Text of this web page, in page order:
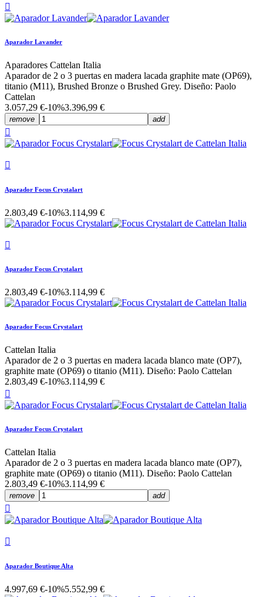

Aparador Lavander
Aparadores Cattelan Italia
Aparador de 2 o 3 puertas en madera lacada graphite mate (OP69),
titanio (M11), Brushed Bronze o Brushed Grey. Diseño: Paolo
Cattelan
3.057,29 €-10%3.396,99 €
remove add


Aparador Focus Crystalart
2.803,49 €-10%3.114,99 €

Aparador Focus Crystalart
2.803,49 €-10%3.114,99 €
Aparador Focus Crystalart
Cattelan Italia
Aparador de 2 o 3 puertas en madera lacada blanco mate (OP7),
graphite mate (OP69) o titanio (M11). Diseño: Paolo Cattelan
2.803,49 €-10%3.114,99 €

Aparador Focus Crystalart
Cattelan Italia
Aparador de 2 o 3 puertas en madera lacada blanco mate (OP7),
graphite mate (OP69) o titanio (M11). Diseño: Paolo Cattelan
2.803,49 €-10%3.114,99 €
remove add


Aparador Boutique Alta
4.997,69 €-10%5.552,99 €